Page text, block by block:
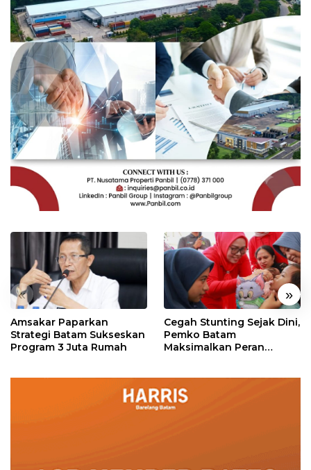
« »
Amsakar Paparkan
Strategi Batam Sukseskan
Program 3 Juta Rumah
Cegah Stunting Sejak Dini,
Pemko Batam
Maksimalkan Peran